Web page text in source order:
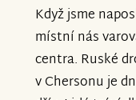
mnohem
poklona za
nejsou
Když jsme
místní nás
centra. Ruské
v Chersonu je